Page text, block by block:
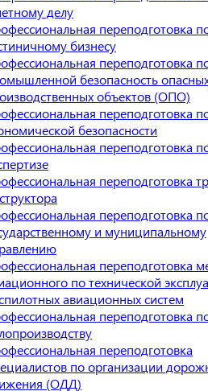
делу
переподготовка
бизнесу
переподготовка
безопасность
объектов (ОПО)
переподготовка
безопасности
переподготовка
переподготовка
переподготовка
и муниципальному
переподготовка
по технической
авиационных систем
переподготовка
переподготовка
по организации
(ОДД)